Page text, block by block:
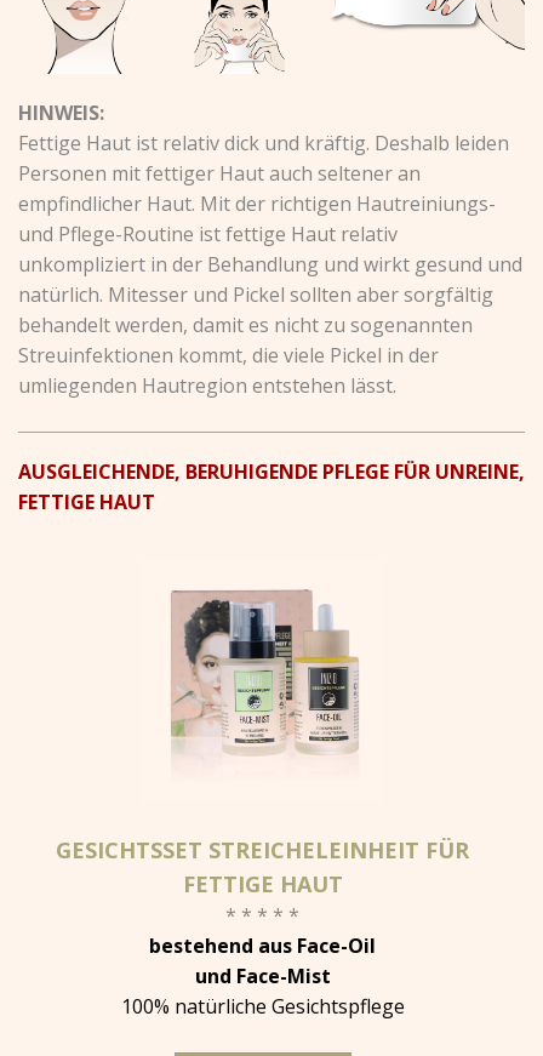
HINWEIS:
Fettige Haut ist relativ dick und kräftig. Deshalb leiden
Personen mit fettiger Haut auch seltener an
empfindlicher Haut. Mit der richtigen Hautreiniungs-
und Pflege-Routine ist fettige Haut relativ
unkompliziert in der Behandlung und wirkt gesund und
natürlich. Mitesser und Pickel sollten aber sorgfältig
behandelt werden, damit es nicht zu sogenannten
Streuinfektionen kommt, die viele Pickel in der
umliegenden Hautregion entstehen lässt.
AUSGLEICHENDE, BERUHIGENDE PFLEGE FÜR UNREINE,
FETTIGE HAUT
GESICHTSSET STREICHELEINHEIT FÜR
FETTIGE HAUT
* * * * *
bestehend aus Face-Oil
und Face-Mist
100% natürliche Gesichtspflege